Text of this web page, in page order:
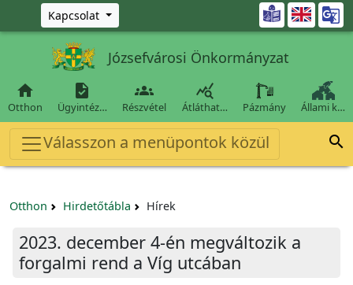
Ugrás a fő tartalomra
Kapcsolat 
Józsefvárosi Önkormányzat

Otthon

Ügyintéz…

Részvétel

Átláthat… Pázmány Állami k…
Válasszon a menüpontok közül 
Otthon Hirdetőtábla Hírek
2023. december 4-én megváltozik a
forgalmi rend a Víg utcában